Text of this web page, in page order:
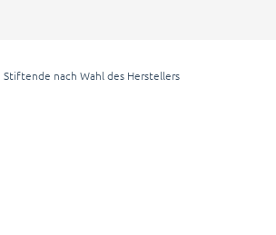
Stiftende nach Wahl des Herstellers